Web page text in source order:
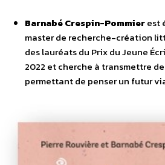
Barnabé Crespin-Pommierest
master de recherche-création
des lauréats du Prix du Jeune
2022 et cherche à transmettre
permettant de penser un futur